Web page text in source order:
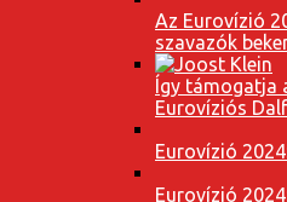
Az Eurovízió
szavazók
Így támogatja
Eurovíziós
Eurovízió
Eurovízió